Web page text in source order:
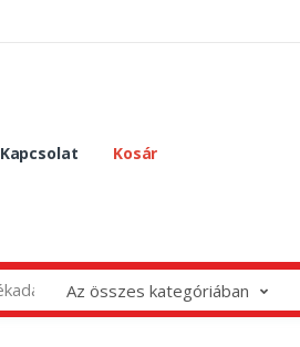
Kapcsolat Kosár
Az összes kategóriában